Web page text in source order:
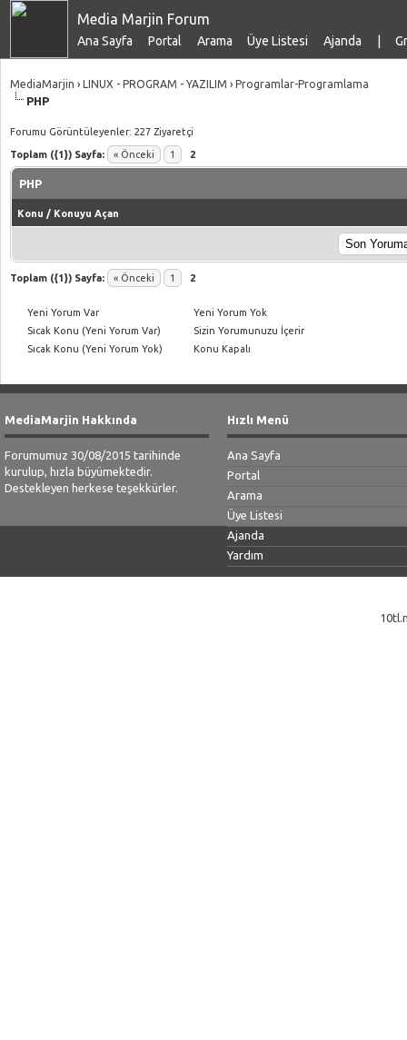
Media Marjin Forum
Ana Sayfa Portal Arama Üye Listesi Ajanda
MediaMarjin › LINUX - PROGRAM - YAZILIM › Programlar-Programlama
PHP
Forumu Görüntüleyenler: 227 Ziyaretçi
Toplam ({1}) Sayfa: « Önceki 1 2
PHP
Konu / Konuyu Açan
Toplam ({1}) Sayfa: « Önceki 1 2
Yeni Yorum Var
Sıcak Konu (Yeni Yorum Var)
Sıcak Konu (Yeni Yorum Yok)
Yeni Yorum Yok
Sizin Yorumunuzu İçerir
Konu Kapalı
MediaMarjin Hakkında
Forumumuz 30/08/2015 tarihinde
kurulup, hızla büyümektedir.
Destekleyen herkese teşekkürler.
Hızlı Menü
Ana Sayfa
Portal
Arama
Üye Listesi
Ajanda
Yardım